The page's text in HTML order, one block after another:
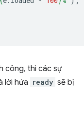
công, thì các sự
lời hứa ready sẽ bị